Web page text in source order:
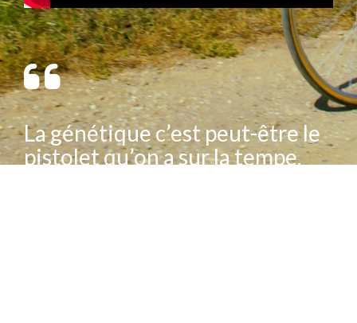
La génétique c’est peut-être le
pistolet qu’on a sur la tempe,